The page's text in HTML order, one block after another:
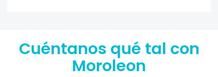
Cuéntanos qué tal con
Moroleon